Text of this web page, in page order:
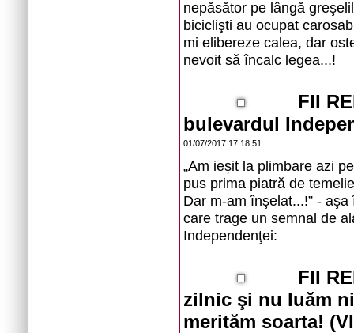
nepăsător pe lângă
biciclişti au ocupat
mi elibereze calea, dar
nevoit să încalc legea...!
FII
bulevardul
01/07/2017 17:18:51
„Am ieșit la plimbare azi
pus prima piatră de
Dar m-am înşelat...!” -
care trage un semnal de
Independenţei:
FII
zilnic şi nu luăm
merităm soarta!